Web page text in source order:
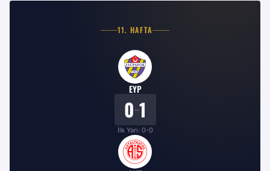
11. HAFTA
EYP
0–1
İlk Yarı: 0-0